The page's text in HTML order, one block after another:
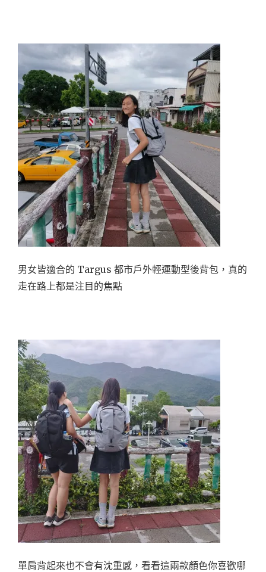
男女皆適合的 Targus 都市戶外輕運動型後背包，真的
走在路上都是注目的焦點
單肩背起來也不會有沈重感，看看這兩款顏色你喜歡哪